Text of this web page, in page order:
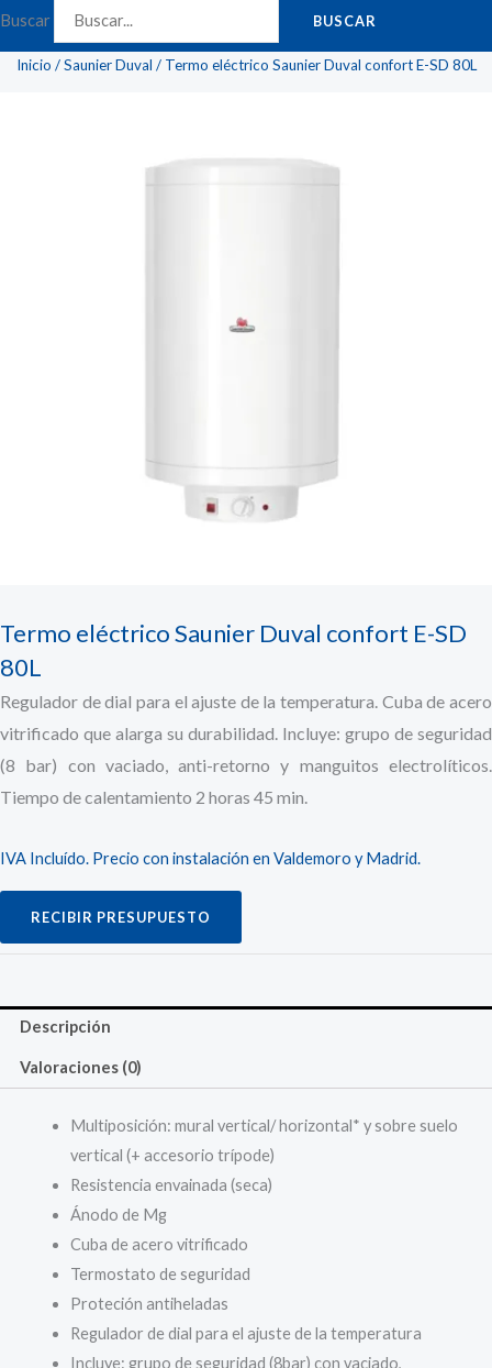
Buscar BUSCAR
Inicio /Saunier Duval / Termo eléctrico Saunier Duval confort E-SD 80L
Termo eléctrico Saunier Duval confort E-SD
80L
Regulador de dial para el ajuste de la temperatura. Cuba de acero
vitrificado que alarga su durabilidad. Incluye: grupo de seguridad
(8 bar) con vaciado, anti-retorno y manguitos electrolíticos.
Tiempo de calentamiento 2 horas 45 min.
IVA Incluído. Precio con instalación en Valdemoro y Madrid.
RECIBIR PRESUPUESTO
Descripción
Valoraciones (0)
Multiposición: mural vertical/ horizontal* y sobre suelo
vertical (+ accesorio trípode)
Resistencia envainada (seca)
Ánodo de Mg
Cuba de acero vitrificado
Termostato de seguridad
Proteción antiheladas
Regulador de dial para el ajuste de la temperatura
Incluye: grupo de seguridad (8bar) con vaciado,